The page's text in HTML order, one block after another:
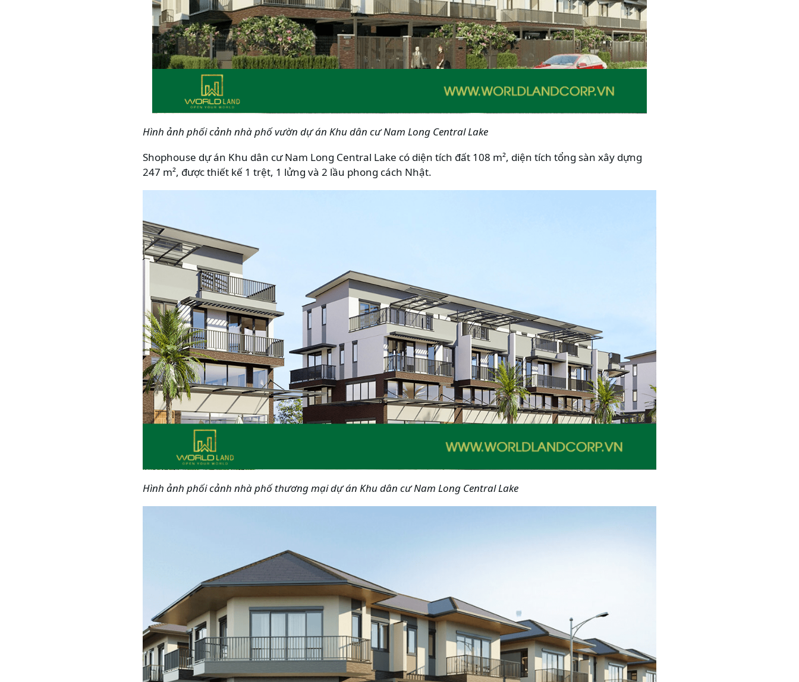
Hình ảnh phối cảnh nhà phố vườn dự án Khu dân cư Nam Long Central Lake
Shophouse dự án Khu dân cư Nam Long Central Lake có diện tích đất 108 m², diện tích tổng sàn xây dựng
247 m², được thiết kế 1 trệt, 1 lửng và 2 lầu phong cách Nhật.
Hình ảnh phối cảnh nhà phố thương mại dự án Khu dân cư Nam Long Central Lake